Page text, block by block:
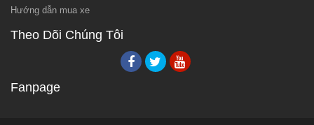
Hướng dẫn mua xe
Theo Dõi Chúng Tôi
Fanpage